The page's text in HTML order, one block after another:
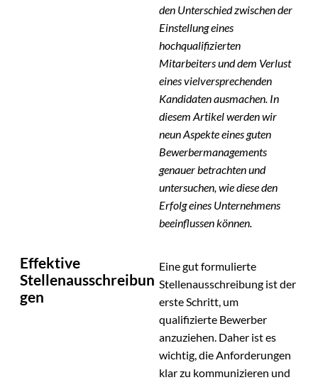
den Unterschied zwischen der
Einstellung eines
hochqualifizierten
Mitarbeiters und dem Verlust
eines vielversprechenden
Kandidaten ausmachen. In
diesem Artikel werden wir
neun Aspekte eines guten
Bewerbermanagements
genauer betrachten und
untersuchen, wie diese den
Erfolg eines Unternehmens
beeinflussen können.
Effektive
Stellenausschreibun
gen
Eine gut formulierte
Stellenausschreibung ist der
erste Schritt, um
qualifizierte Bewerber
anzuziehen. Daher ist es
wichtig, die Anforderungen
klar zu kommunizieren und